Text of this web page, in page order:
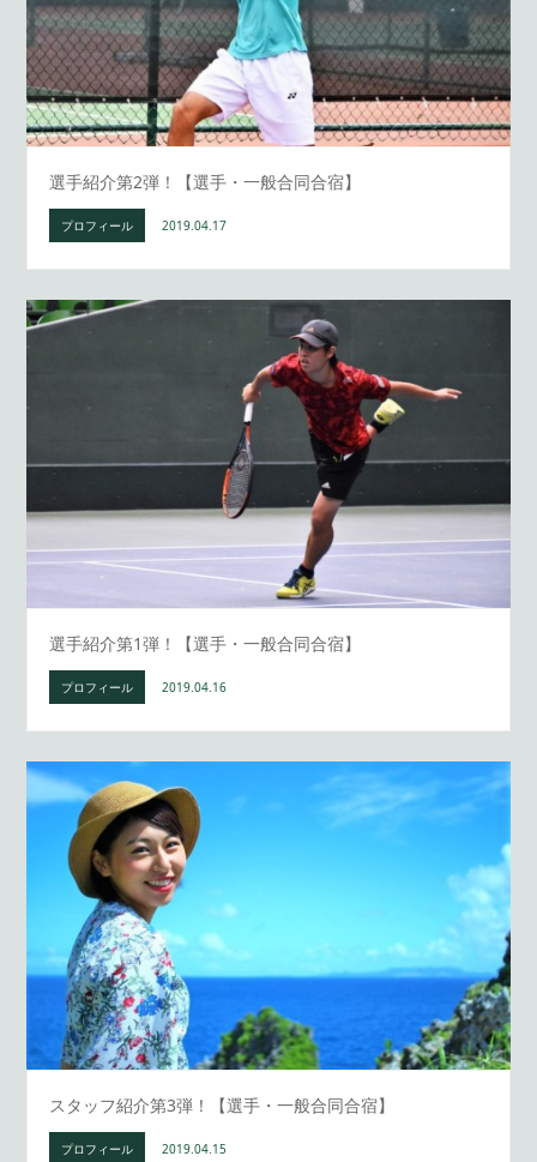
選手紹介第2弾！【選手・一般合同合宿】
プロフィール 2019.04.17
選手紹介第1弾！【選手・一般合同合宿】
プロフィール 2019.04.16
スタッフ紹介第3弾！【選手・一般合同合宿】
プロフィール 2019.04.15